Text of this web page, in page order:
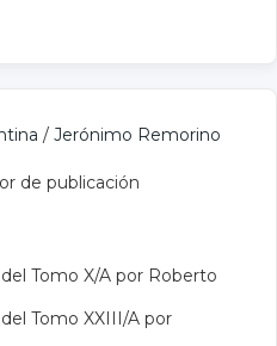
/ Jerónimo Remorino
de publicación
Tomo X/A por Roberto
Tomo XXIII/A por